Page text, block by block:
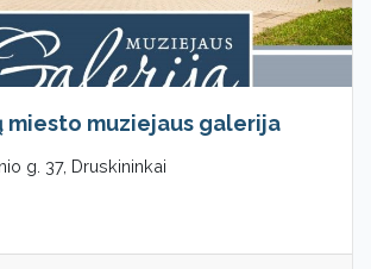
miesto muziejaus galerija
g. 37, Druskininkai